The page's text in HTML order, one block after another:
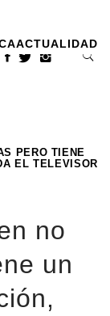
ACTUALIDAD
PERO TIENE
EL TELEVISOR
no
un